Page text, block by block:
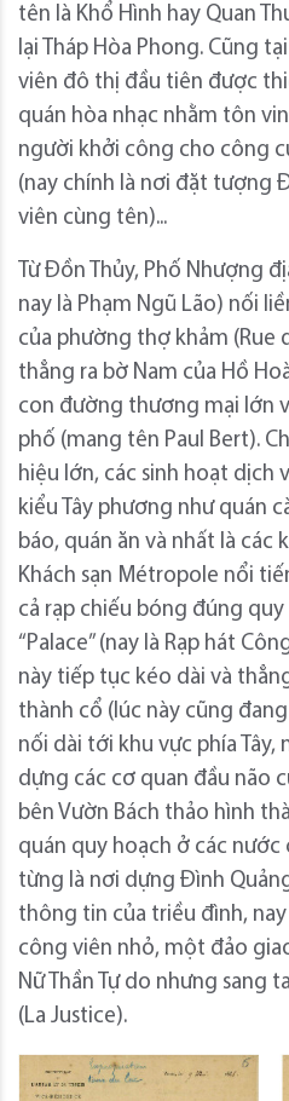
tên là Khổ Hình hay Quan
lại Tháp Hòa Phong. Cũng
viên đô thị đầu tiên được
quán hòa nhạc nhằm tôn
người khởi công cho công
(nay chính là nơi đặt tượng
viên cùng tên)...
Từ Đồn Thủy, Phố Nhượng
nay là Phạm Ngũ Lão) nối
của phường thợ khảm (Rue
thẳng ra bờ Nam của Hồ
con đường thương mại lớn
phố (mang tên Paul Bert).
hiệu lớn, các sinh hoạt dịch
kiểu Tây phương như quán
báo, quán ăn và nhất là các
Khách sạn Métropole nổi
cả rạp chiếu bóng đúng
“Palace” (nay là Rạp hát
này tiếp tục kéo dài và
thành cổ (lúc này cũng
nối dài tới khu vực phía
dựng các cơ quan đầu não
bên Vườn Bách thảo hình
quán quy hoạch ở các nước
từng là nơi dựng Đình
thông tin của triều đình,
công viên nhỏ, một đảo
Nữ Thần Tự do nhưng sang
(La Justice).